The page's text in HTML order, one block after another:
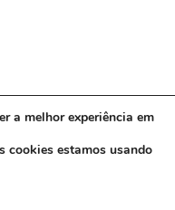
DF
a melhor experiência em
cookies estamos usando